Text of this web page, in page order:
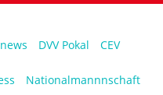
DVV Pokal CEV
Nationalmannnschaft